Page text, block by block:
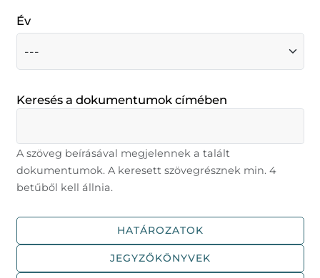
Év
Keresés a dokumentumok címében
A szöveg beírásával megjelennek a talált
dokumentumok. A keresett szövegrésznek min. 4
betűből kell állnia.
HATÁROZATOK
JEGYZŐKÖNYVEK